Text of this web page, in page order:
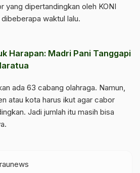
yang dipertandingkan oleh KONI
waktul lalu.
Harapan: Madri Pani Tanggapi
ada 63 cabang olahraga. Namun,
atau kota harus ikut agar cabor
Jadi jumlah itu masih bisa